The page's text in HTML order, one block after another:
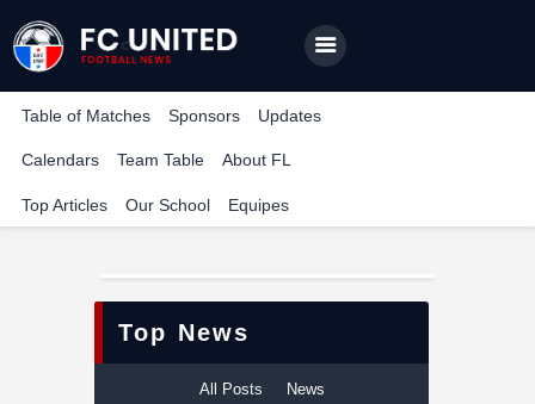
Table of Matches Sponsors Updates
Calendars Team Table About FL
Top Articles Our School Equipes
TUNISIA CORPORATE LEAGUE
Compétition de football inter-entreprises
Home
Features
Contact
Top News
All Posts News